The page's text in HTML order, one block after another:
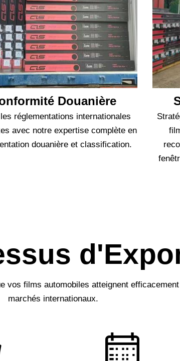
Douanière
réglementations internationales
avec notre expertise complète en
douanière et classification.
vos films automobiles atteignent
marchés internationaux.